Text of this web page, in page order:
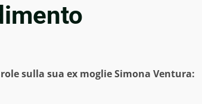
sulla sua ex moglie Simona Ventura: